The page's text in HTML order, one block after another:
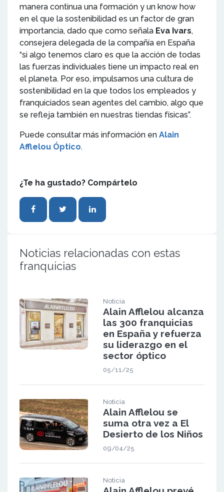
manera continua una formación y un know how
en el que la sostenibilidad es un factor de gran
importancia, dado que como señala Eva Ivars,
consejera delegada de la compañía en España
“si algo tenemos claro es que la acción de todas
las fuerzas individuales tiene un impacto real en
el planeta. Por eso, impulsamos una cultura de
sostenibilidad en la que todos los empleados y
franquiciados sean agentes del cambio, algo que
se refleja también en nuestras tiendas físicas”.
Puede consultar más información en Alain
Afflelou Óptico.
¿Te ha gustado? Compártelo
Noticias relacionadas con estas
franquicias
Noticia
Alain Afflelou alcanza
las 300 franquicias
en España y refuerza
su liderazgo en el
sector óptico
05/11/25
Noticia
Alain Afflelou se
suma otra vez a El
Desierto de los Niños
09/04/25
Noticia